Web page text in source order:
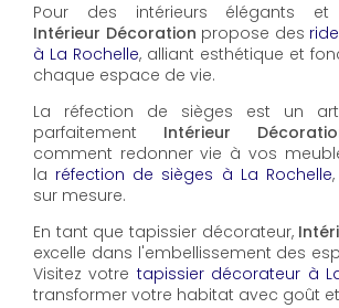
Pour des intérieurs élégants et
Intérieur Décoration propose des
à La Rochelle, alliant esthétique et
chaque espace de vie.
La réfection de sièges est un
parfaitement Intérieur
comment redonner vie à vos
la réfection de sièges à La Rochelle
sur mesure.
En tant que tapissier décorateur,
excelle dans l'embellissement des
Visitez votre tapissier décorateur à
transformer votre habitat avec goût